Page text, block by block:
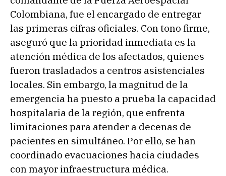
Colombiana, fue el encargado de entregar
las primeras cifras oficiales. Con tono firme,
aseguró que la prioridad inmediata es la
atención médica de los afectados, quienes
fueron trasladados a centros asistenciales
locales. Sin embargo, la magnitud de la
emergencia ha puesto a prueba la capacidad
hospitalaria de la región, que enfrenta
limitaciones para atender a decenas de
pacientes en simultáneo. Por ello, se han
coordinado evacuaciones hacia ciudades
con mayor infraestructura médica.